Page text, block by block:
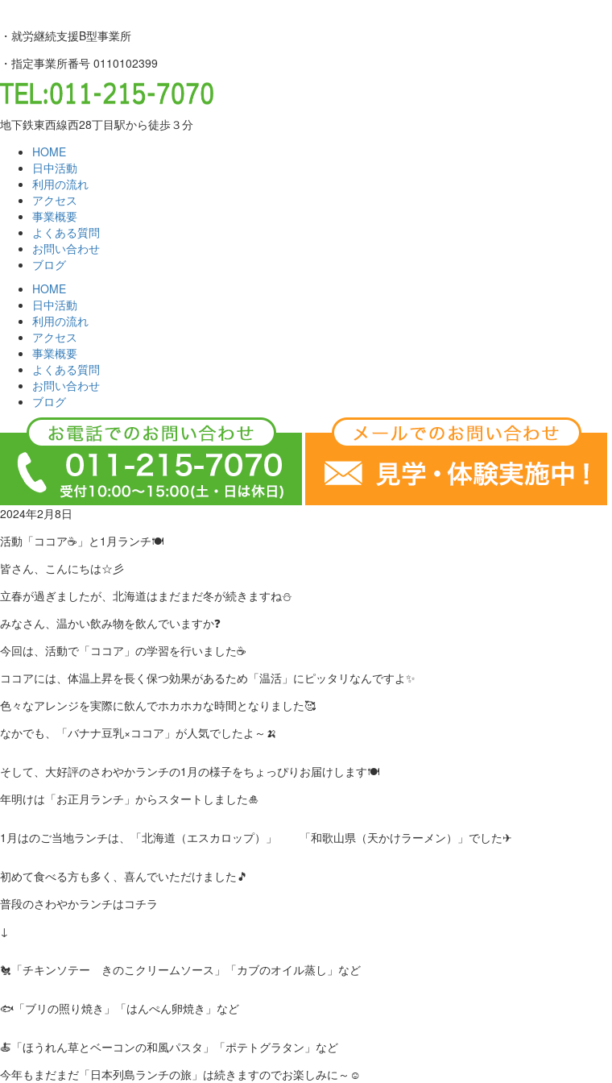
・就労継続支援B型事業所
・指定事業所番号 0110102399
地下鉄東西線西28丁目駅から徒歩３分
HOME
日中活動
利用の流れ
アクセス
事業概要
よくある質問
お問い合わせ
ブログ
HOME
日中活動
利用の流れ
アクセス
事業概要
よくある質問
お問い合わせ
ブログ
2024年2月8日
活動「ココア☕」と1月ランチ🍽
皆さん、こんにちは☆彡
立春が過ぎましたが、北海道はまだまだ冬が続きますね⛄
みなさん、温かい飲み物を飲んでいますか❓
今回は、活動で「ココア」の学習を行いました☕
ココアには、体温上昇を長く保つ効果があるため「温活」にピッタリなんですよ✨
色々なアレンジを実際に飲んでホカホカな時間となりました🥰
なかでも、「バナナ豆乳×ココア」が人気でしたよ～🍌
そして、大好評のさわやかランチの1月の様子をちょっぴりお届けします🍽
年明けは「お正月ランチ」からスタートしました🎍
1月はのご当地ランチは、「北海道（エスカロップ）」 「和歌山県（天かけラーメン）」でした✈
初めて食べる方も多く、喜んでいただけました🎵
普段のさわやかランチはコチラ
↓
🐔「チキンソテー きのこクリームソース」「カブのオイル蒸し」など
🐟「ブリの照り焼き」「はんぺん卵焼き」など
🍝「ほうれん草とベーコンの和風パスタ」「ポテトグラタン」など
今年もまだまだ「日本列島ランチの旅」は続きますのでお楽しみに～☺